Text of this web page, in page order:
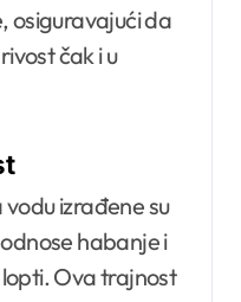
osiguravajući da
čak i u
izrađene su
habanje i
Ova trajnost